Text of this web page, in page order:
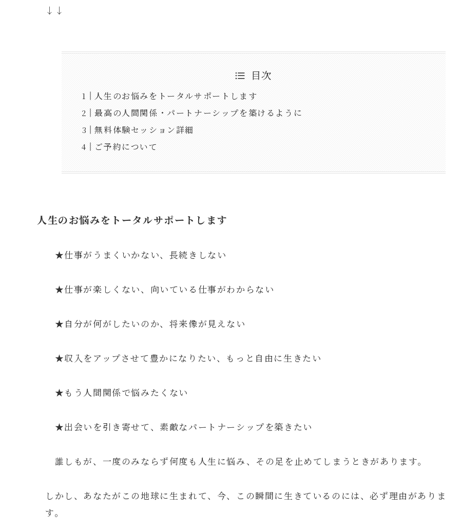
↓↓
目次
人生のお悩みをトータルサポートします
最高の人間関係・パートナーシップを築けるように
無料体験セッション詳細
ご予約について
人生のお悩みをトータルサポートします
★仕事がうまくいかない、長続きしない
★仕事が楽しくない、向いている仕事がわからない
★自分が何がしたいのか、将来像が見えない
★収入をアップさせて豊かになりたい、もっと自由に生きたい
★もう人間関係で悩みたくない
★出会いを引き寄せて、素敵なパートナーシップを築きたい
誰しもが、一度のみならず何度も人生に悩み、その足を止めてしまうときがあります。
しかし、あなたがこの地球に生まれて、今、この瞬間に生きているのには、必ず理由がありま
す。